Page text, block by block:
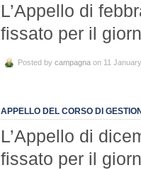
L’Appello di
fissato per il
Posted by campagna on 11
APPELLO DEL CORSO DI
L’Appello di
fissato per il